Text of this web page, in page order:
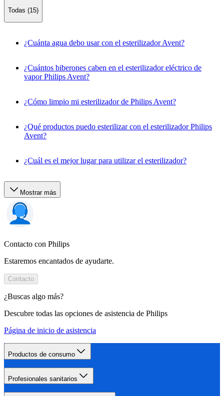
Todas (15)
¿Cuánta agua debo usar con el esterilizador Avent?
¿Cuántos biberones caben en el esterilizador eléctrico de
vapor Philips Avent?
¿Cómo limpio mi esterilizador de Philips Avent?
¿Qué productos puedo esterilizar con el esterilizador Philips
Avent?
¿Cuál es el mejor lugar para utilizar el esterilizador?
Mostrar más
Contacto con Philips
Estaremos encantados de ayudarte.
Contacto
¿Buscas algo más?
Descubre todas las opciones de asistencia de Philips
Página de inicio de asistencia
Productos de consumo
Profesionales sanitarios